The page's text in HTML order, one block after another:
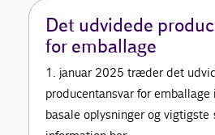
Det udvidede
for emballage
1. januar 2025 træder det
producentansvar for emballage
basale oplysninger og vigtigste